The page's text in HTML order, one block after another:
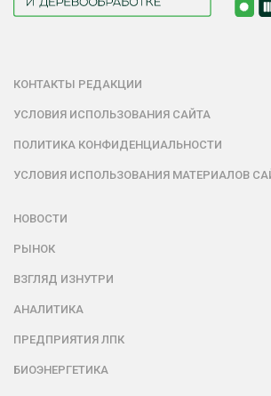
КОНТАКТЫ РЕДАКЦИИ
УСЛОВИЯ ИСПОЛЬЗОВАНИЯ САЙТА
ПОЛИТИКА КОНФИДЕНЦИАЛЬНОСТИ
УСЛОВИЯ ИСПОЛЬЗОВАНИЯ МАТЕРИАЛОВ
НОВОСТИ
РЫНОК
ВЗГЛЯД ИЗНУТРИ
АНАЛИТИКА
ПРЕДПРИЯТИЯ ЛПК
БИОЭНЕРГЕТИКА